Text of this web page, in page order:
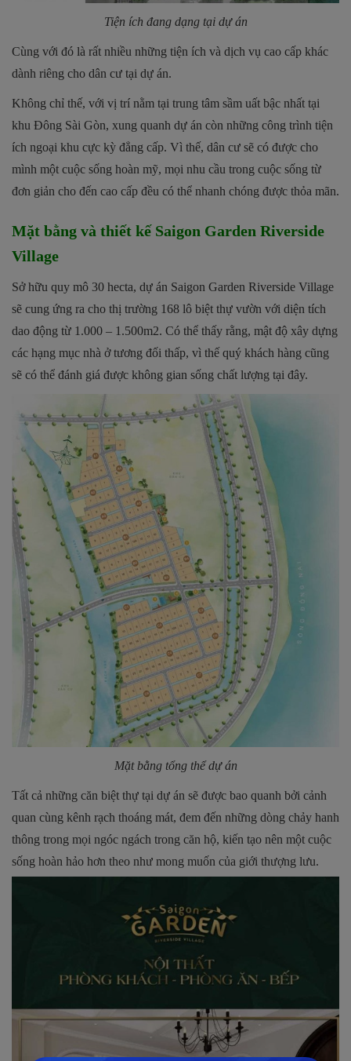
Tiện ích đang dạng tại dự án
Cùng với đó là rất nhiều những tiện ích và dịch vụ cao cấp khác
dành riêng cho dân cư tại dự án.
Không chỉ thế, với vị trí nằm tại trung tâm sầm uất bậc nhất tại
khu Đông Sài Gòn, xung quanh dự án còn những công trình tiện
ích ngoại khu cực kỳ đẳng cấp. Vì thế, dân cư sẽ có được cho
mình một cuộc sống hoàn mỹ, mọi nhu cầu trong cuộc sống từ
đơn giản cho đến cao cấp đều có thể nhanh chóng được thỏa mãn.
Mặt bằng và thiết kế Saigon Garden Riverside
Village
Sở hữu quy mô 30 hecta, dự án Saigon Garden Riverside Village
sẽ cung ứng ra cho thị trường 168 lô biệt thự vườn với diện tích
dao động từ 1.000 – 1.500m2. Có thể thấy rằng, mật độ xây dựng
các hạng mục nhà ở tương đối thấp, vì thế quý khách hàng cũng
sẽ có thể đánh giá được không gian sống chất lượng tại đây.
Mặt bằng tổng thể dự án
Tất cả những căn biệt thự tại dự án sẽ được bao quanh bởi cảnh
quan cùng kênh rạch thoáng mát, đem đến những dòng chảy hanh
thông trong mọi ngóc ngách trong căn hộ, kiến tạo nên một cuộc
sống hoàn hảo hơn theo như mong muốn của giới thượng lưu.